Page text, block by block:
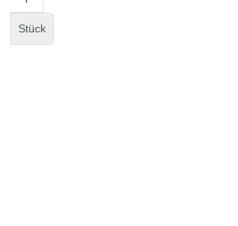
Stück